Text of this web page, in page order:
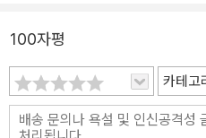
년층의 비중이 줄면 그들의 삶에
년층 인구 감소는 유권자 수 감소
의 주장에 귀를 기울이지 않는다.
않는 현실은 이를 잘 드러내는 대
고 선거 운동에 전념할 수 있는 사
100자평
카테고